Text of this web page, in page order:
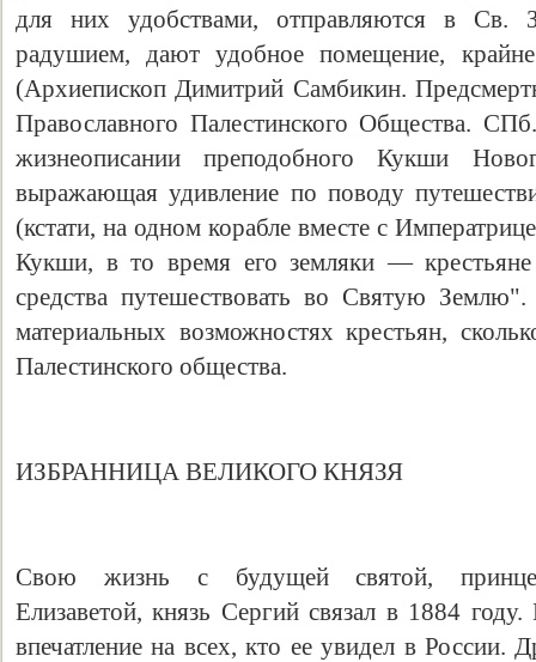
для них удобствами, отправляются в Св.
радушием, дают удобное помещение,
(Архиепископ Димитрий Самбикин.
Православного Палестинского Общества.
жизнеописании преподобного Кукши
выражающая удивление по поводу
(кстати, на одном корабле вместе с
Кукши, в то время его земляки —
средства путешествовать во Святую
материальных возможностях крестьян,
Палестинского общества.
ИЗБРАННИЦА ВЕЛИКОГО КНЯЗЯ
Свою жизнь с будущей святой,
Елизаветой, князь Сергий связал в 1884
впечатление на всех, кто ее увидел в России.